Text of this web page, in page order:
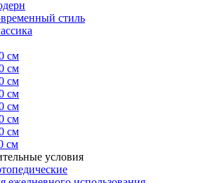
стиль
см
см
см
см
см
см
см
см
условия